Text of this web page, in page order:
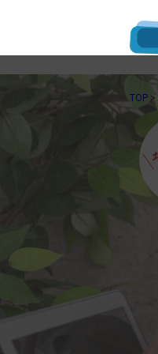
TOP>